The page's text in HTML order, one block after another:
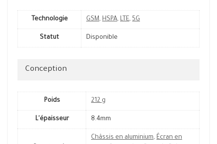
Technologie GSM, HSPA, LTE, 5G
Statut Disponible
Conception
Poids 212 g
L'épaisseur 8.4mm
Châssis en aluminium, Écran en